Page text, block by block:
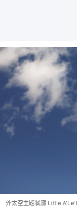
外太空主題餐廳 Little